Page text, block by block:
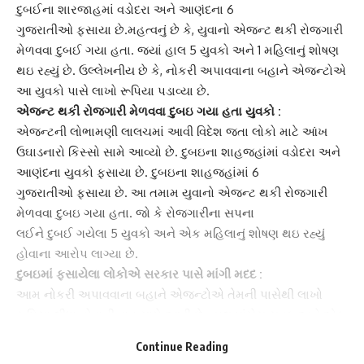
દુબઈના શારજાહમાં વડોદરા અને આણંદના 6
ગુજરાતીઓ ફસાયા છે.મહત્વનું છે કે, યુવાનો એજન્ટ થકી રોજગારી
મેળવવા દુબઈ ગયા હતા. જ્યાં હાલ 5 યુવકો અને 1 મહિલાનું શોષણ
થઇ રહ્યું છે. ઉલ્લેખનીય છે કે, નોકરી અપાવવાના બહાને એજન્ટોએ
આ યુવકો પાસે લાખો રૂપિયા પડાવ્યા છે.
એજન્ટ થકી રોજગારી મેળવવા દુબઇ ગયા હતા યુવકો :
એજન્ટની લોભામણી લાલચમાં આવી વિદેશ જતા લોકો માટે આંખ
ઉઘાડનારો કિસ્સો સામે આવ્યો છે. દુબઇના શાહજહાંમાં વડોદરા અને
આણંદના યુવકો ફસાયા છે. દુબઇના શાહજહાંમાં 6
ગુજરાતીઓ ફસાયા છે. આ તમામ યુવાનો એજન્ટ થકી રોજગારી
મેળવવા દુબઇ ગયા હતા. જો કે રોજગારીના સપના
લઈને દુબઈ ગયેલા 5 યુવકો અને એક મહિલાનું શોષણ થઇ રહ્યું
હોવાના આરોપ લાગ્યા છે.
દુબઇમાં ફસાયેલા લોકોએ સરકાર પાસે માંગી મદદ :
આમ નોકરી અપાવવાના બહાને એજન્ટોએ તેમની પાસેથી લાખો
ફસાયેલ યુવકો તેમજ યુવતીએ યુએઈ અને ભારત સરકાર પાસે મદદ
Continue Reading